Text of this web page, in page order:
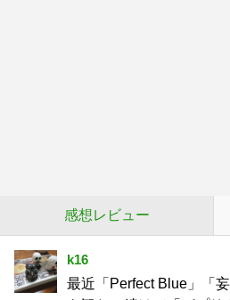
感想レビュー
k16
最近「Perfect Blue」「